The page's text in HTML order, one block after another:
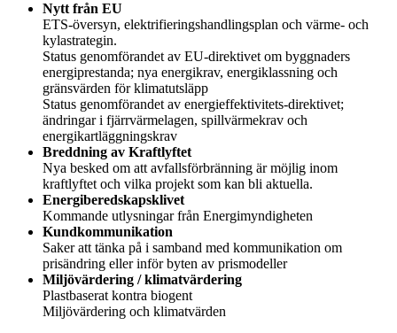
Nytt från EU
ETS-översyn, elektrifieringshandlingsplan och värme- och
kylastrategin.
Status genomförandet av EU-direktivet om byggnaders
energiprestanda; nya energikrav, energiklassning och
gränsvärden för klimatutsläpp
Status genomförandet av energieffektivitets-direktivet;
ändringar i fjärrvärmelagen, spillvärmekrav och
energikartläggningskrav
Breddning av Kraftlyftet
Nya besked om att avfallsförbränning är möjlig inom
kraftlyftet och vilka projekt som kan bli aktuella.
Energiberedskapsklivet
Kommande utlysningar från Energimyndigheten
Kundkommunikation
Saker att tänka på i samband med kommunikation om
prisändring eller inför byten av prismodeller
Miljövärdering / klimatvärdering
Plastbaserat kontra biogent
Miljövärdering och klimatvärden